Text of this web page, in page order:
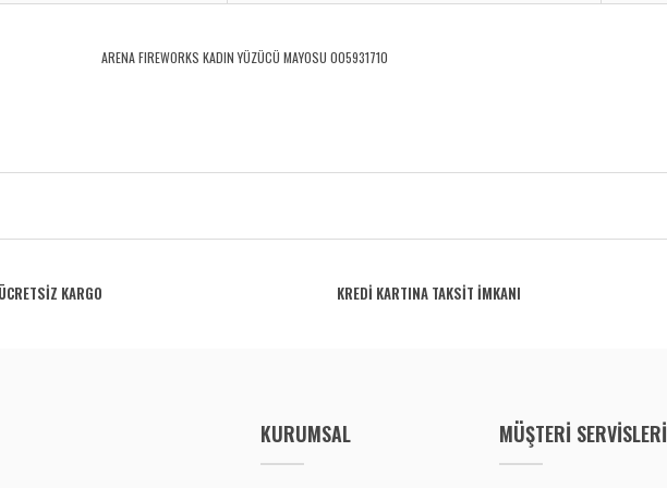
ARENA FIREWORKS KADIN YÜZÜCÜ MAYOSU 005931710
ÜCRETSİZ KARGO KREDİ KARTINA TAKSİT İMKANI
KURUMSAL MÜŞTERİ SERVİSLERİ